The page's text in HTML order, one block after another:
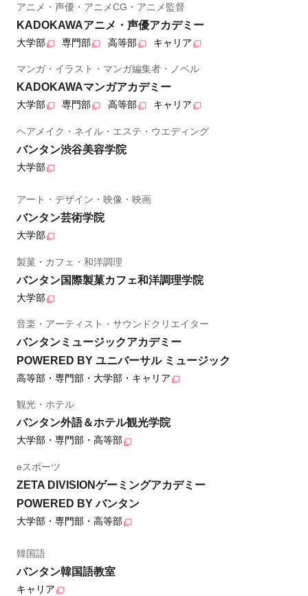
アニメ・声優・アニメCG・アニメ監督
KADOKAWAアニメ・声優アカデミー
大学部 専門部 高等部 キャリア
マンガ・イラスト・マンガ編集者・ノベル
KADOKAWAマンガアカデミー
大学部 専門部 高等部 キャリア
ヘアメイク・ネイル・エステ・ウエディング
バンタン渋谷美容学院
大学部
アート・デザイン・映像・映画
バンタン芸術学院
大学部
製菓・カフェ・和洋調理
バンタン国際製菓カフェ和洋調理学院
大学部
音楽・アーティスト・サウンドクリエイター
バンタンミュージックアカデミー
POWERED BY ユニバーサル ミュージック
高等部・専門部・大学部・キャリア
観光・ホテル
バンタン外語＆ホテル観光学院
大学部・専門部・高等部
eスポーツ
ZETA DIVISIONゲーミングアカデミー
POWERED BY バンタン
大学部・専門部・高等部
韓国語
バンタン韓国語教室
キャリア